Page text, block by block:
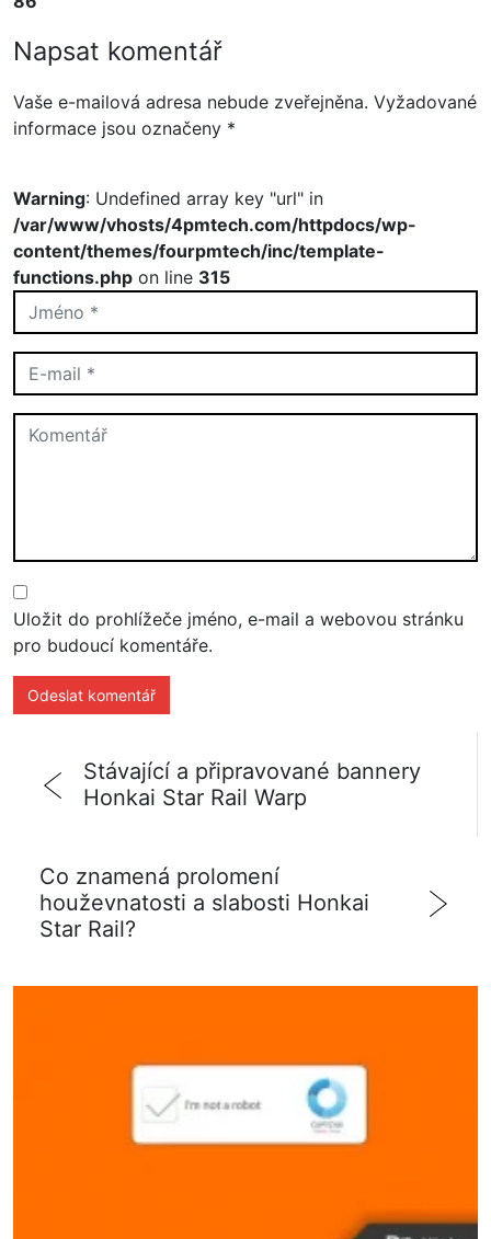
Napsat komentář
Vaše e-mailová adresa nebude zveřejněna. Vyžadované
informace jsou označeny *
Warning: Undefined array key "url" in
/var/www/vhosts/4pmtech.com/httpdocs/wp-
content/themes/fourpmtech/inc/template-
functions.php on line 315
Uložit do prohlížeče jméno, e-mail a webovou stránku
pro budoucí komentáře.
Stávající a připravované bannery
Honkai Star Rail Warp
Co znamená prolomení
houževnatosti a slabosti Honkai
Star Rail?